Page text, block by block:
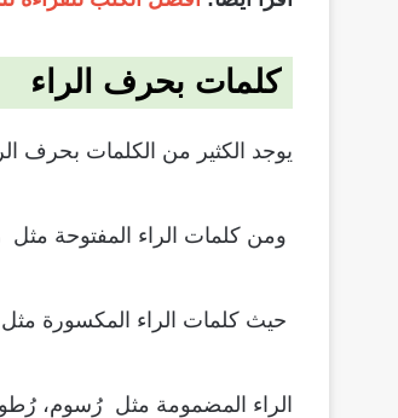
كلمات بحرف الراء
يوجد الكثير من الكلمات بحرف
ومن كلمات الراء المفتوحة
حيث كلمات الراء المكسورة مثل
الراء المضمومة مثل رُسوم،